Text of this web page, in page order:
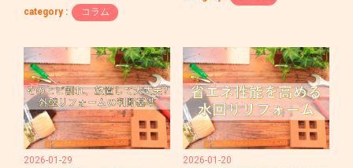
category :
コラム
2026-01-29 2026-01-20